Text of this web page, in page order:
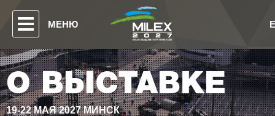
МЕНЮ
О ВЫСТАВКЕ
19-22 МАЯ 2027 МИНСК